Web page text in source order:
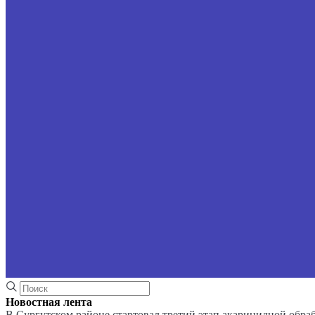
Новостная лента